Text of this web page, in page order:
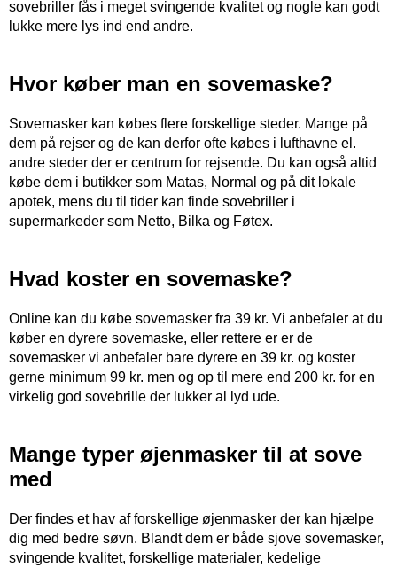
sovebriller fås i meget svingende kvalitet og nogle kan godt
lukke mere lys ind end andre.
Hvor køber man en sovemaske?
Sovemasker kan købes flere forskellige steder. Mange på
dem på rejser og de kan derfor ofte købes i lufthavne el.
andre steder der er centrum for rejsende. Du kan også altid
købe dem i butikker som Matas, Normal og på dit lokale
apotek, mens du til tider kan finde sovebriller i
supermarkeder som Netto, Bilka og Føtex.
Hvad koster en sovemaske?
Online kan du købe sovemasker fra 39 kr. Vi anbefaler at du
køber en dyrere sovemaske, eller rettere er er de
sovemasker vi anbefaler bare dyrere en 39 kr. og koster
gerne minimum 99 kr. men og op til mere end 200 kr. for en
virkelig god sovebrille der lukker al lyd ude.
Mange typer øjenmasker til at sove
med
Der findes et hav af forskellige øjenmasker der kan hjælpe
dig med bedre søvn. Blandt dem er både sjove sovemasker,
svingende kvalitet, forskellige materialer, kedelige